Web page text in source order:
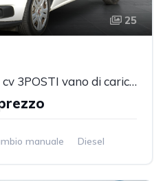
25
Fiat Doblo 1.6 mtj 105 cv 3POSTI vano di carico rivestito 62.898km
manuale Diesel